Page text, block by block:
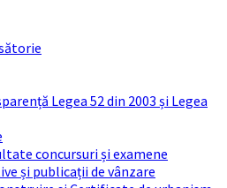
Legea 52 din 2003 și Legea
concursuri și examene
și publicații de vânzare